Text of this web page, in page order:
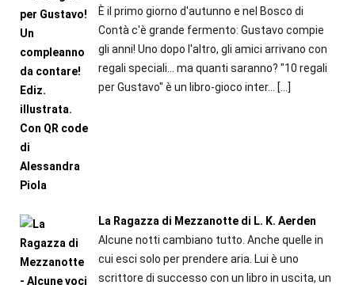
È il primo giorno d'autunno e nel Bosco di
Contà c'è grande fermento: Gustavo compie
gli anni! Uno dopo l'altro, gli amici arrivano con
regali speciali... ma quanti saranno? "10 regali
per Gustavo" è un libro-gioco inter...
[…]
La Ragazza di Mezzanotte di L. K. Aerden
Alcune notti cambiano tutto. Anche quelle in
cui esci solo per prendere aria. Lui è uno
scrittore di successo con un libro in uscita, un